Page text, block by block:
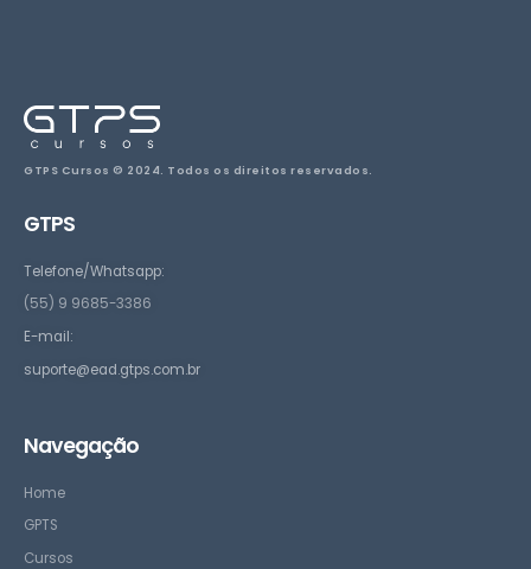
GTPS Cursos © 2024. Todos os direitos reservados.
GTPS
Telefone/Whatsapp:
(55) 9 9685-3386
E-mail:
suporte@ead.gtps.com.br
Navegação
Home
GPTS
Cursos